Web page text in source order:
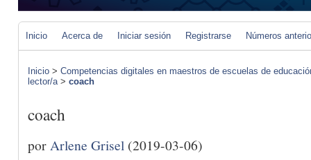
Inicio Acerca de Iniciar sesión Registrarse Números
Inicio > Competencias digitales en maestros de escuelas de
lector/a> coach
coach
por Arlene Grisel (2019-03-06)